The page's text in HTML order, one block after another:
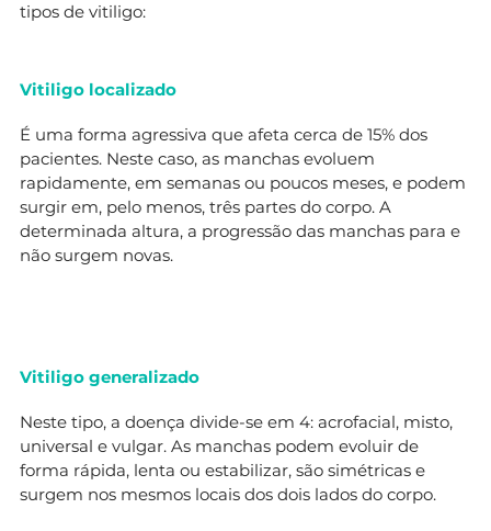
tipos de vitiligo:
Vitiligo localizado
É uma forma agressiva que afeta cerca de 15% dos
pacientes. Neste caso, as manchas evoluem
rapidamente, em semanas ou poucos meses, e podem
surgir em, pelo menos, três partes do corpo. A
determinada altura, a progressão das manchas para e
não surgem novas.
Vitiligo generalizado
Neste tipo, a doença divide-se em 4: acrofacial, misto,
universal e vulgar. As manchas podem evoluir de
forma rápida, lenta ou estabilizar, são simétricas e
surgem nos mesmos locais dos dois lados do corpo.